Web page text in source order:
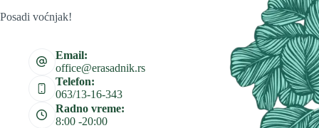
Posadi voćnjak!
Email:
office@erasadnik.rs
Telefon:
063/13-16-343
Radno vreme:
8:00 -20:00